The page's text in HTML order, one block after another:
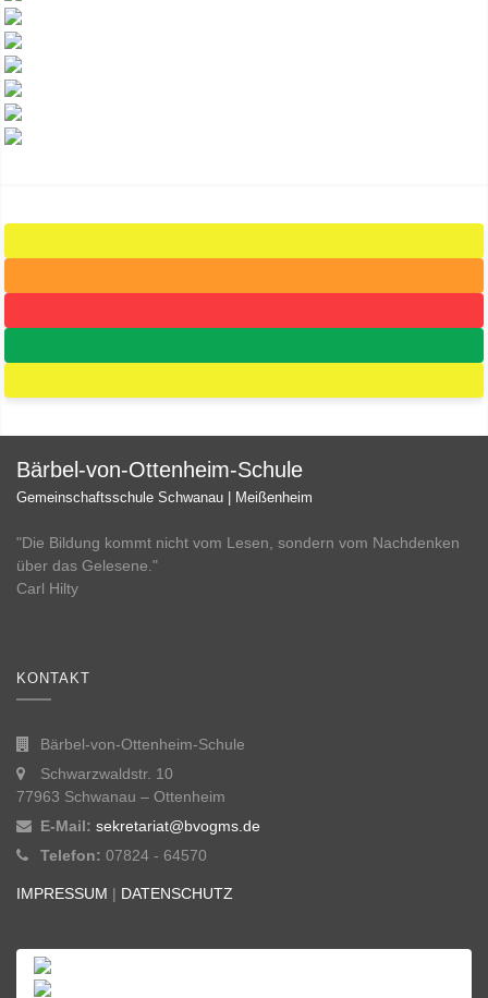
Bärbel-von-Ottenheim-Schule
Gemeinschaftsschule Schwanau | Meißenheim
"Die Bildung kommt nicht vom Lesen, sondern vom Nachdenken
über das Gelesene."
Carl Hilty
KONTAKT
Bärbel-von-Ottenheim-Schule
Schwarzwaldstr. 10
77963 Schwanau – Ottenheim
E-Mail: sekretariat@bvogms.de
Telefon: 07824 - 64570
IMPRESSUM | DATENSCHUTZ